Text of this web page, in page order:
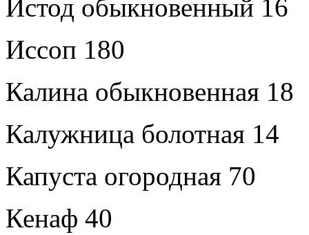
Истод обыкновенный 16
Иссоп 180
Калина обыкновенная 18
Калужница болотная 14
Капуста огородная 70
Кенаф 40